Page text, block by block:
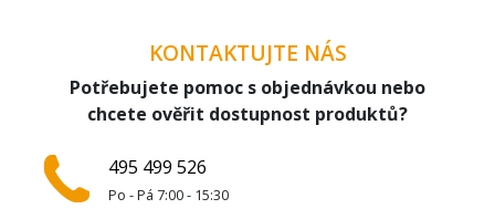
KONTAKTUJTE NÁS
Potřebujete pomoc s objednávkou nebo
chcete ověřit dostupnost produktů?
495 499 526
Po - Pá 7:00 - 15:30